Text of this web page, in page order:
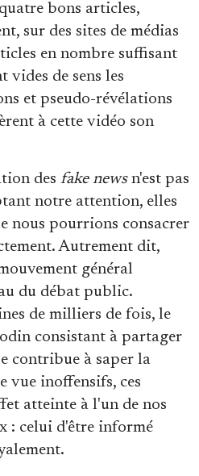
bons articles,
sur des sites de médias
en nombre suffisant
vides de sens les
et pseudo-révélations
à cette vidéo son
des fake newsn'est pas
notre attention, elles
nous pourrions consacrer
Autrement dit,
général
du débat public.
de milliers de fois, le
consistant à partager
contribue à saper la
vue inoffensifs, ces
atteinte à l'un de nos
: celui d'être informé